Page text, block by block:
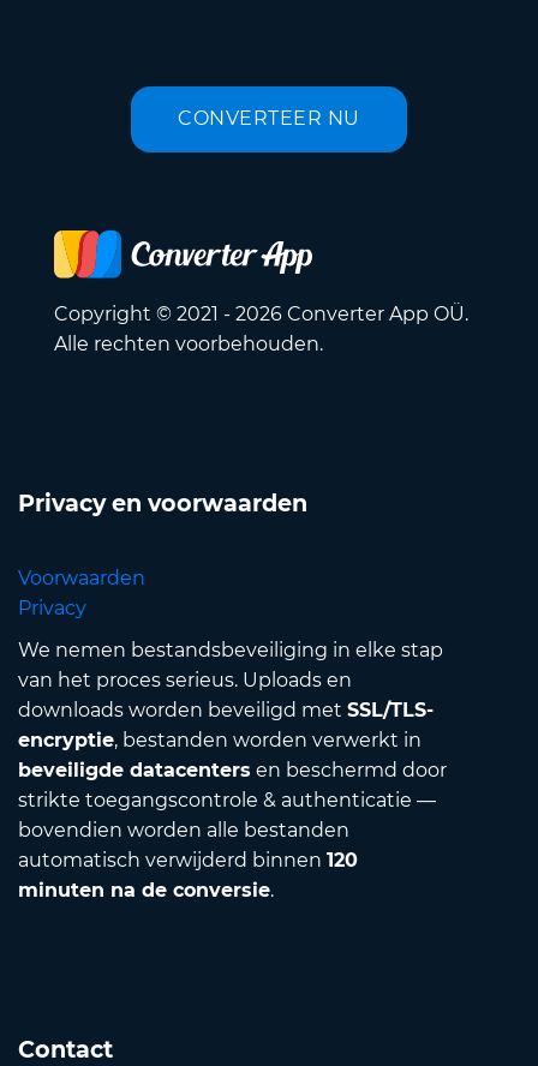
CONVERTEER NU
Copyright © 2021 - 2026 Converter App OÜ.
Alle rechten voorbehouden.
Privacy en voorwaarden
Voorwaarden
Privacy
We nemen bestandsbeveiliging in elke stap
van het proces serieus. Uploads en
downloads worden beveiligd met SSL/TLS-
encryptie, bestanden worden verwerkt in
beveiligde datacenters en beschermd door
strikte toegangscontrole & authenticatie —
bovendien worden alle bestanden
automatisch verwijderd binnen 120
minuten na de conversie.
Contact